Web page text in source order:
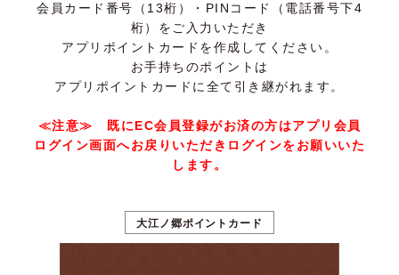
会員カード番号（13桁）・PINコード（電話番号下4
桁）をご入力いただき
アプリポイントカードを作成してください。
お手持ちのポイントは
アプリポイントカードに全て引き継がれます。
≪注意≫ 既にEC会員登録がお済の方はアプリ会員
ログイン画面へお戻りいただきログインをお願いいた
します。
大江ノ郷ポイントカード